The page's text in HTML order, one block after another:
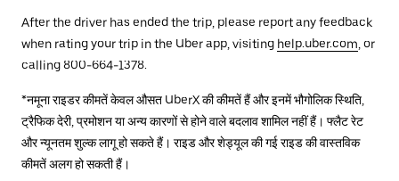
After the driver has ended the trip, please report any feedback
when rating your trip in the Uber app, visiting help.uber.com , or
calling 800-664-1378.
*नमूना राइडर कीमतें केवल औसत UberX की कीमतें हैं और इनमें भौगोलिक स्थिति,
ट्रैफिक देरी, प्रमोशन या अन्य कारणों से होने वाले बदलाव शामिल नहीं हैं। फ्लैट रेट
और न्यूनतम शुल्क लागू हो सकते हैं। राइड और शेड्यूल की गई राइड की वास्तविक
कीमतें अलग हो सकती हैं।